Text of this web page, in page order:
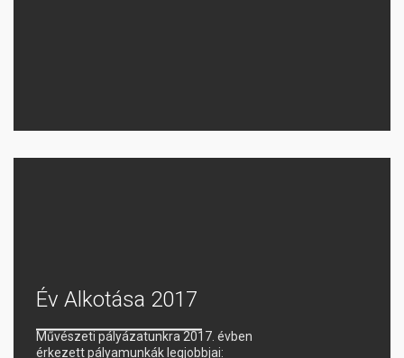
Év Alkotása 2017
Művészeti pályázatunkra 2017. évben
érkezett pályamunkák legjobbjai: